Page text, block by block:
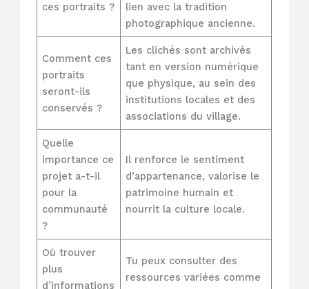
ces portraits ?
lien avec la tradition
photographique ancienne.
Comment ces
portraits
seront-ils
conservés ?
Les clichés sont archivés
tant en version numérique
que physique, au sein des
institutions locales et des
associations du village.
Quelle
importance ce
projet a-t-il
pour la
communauté
?
Il renforce le sentiment
d’appartenance, valorise le
patrimoine humain et
nourrit la culture locale.
Où trouver
plus
d’informations
Tu peux consulter des
ressources variées comme